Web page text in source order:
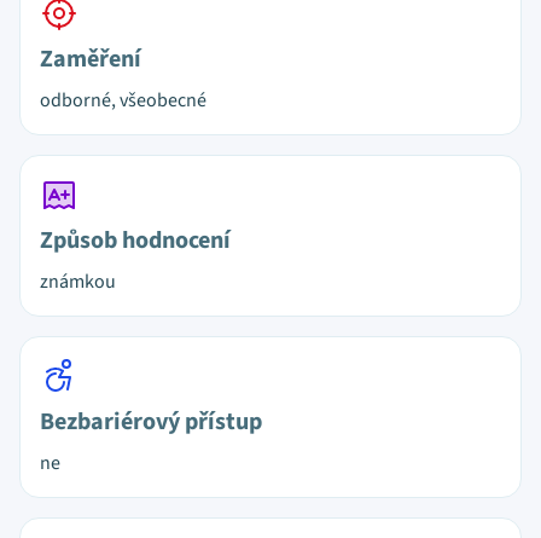
Zaměření
odborné, všeobecné
Způsob hodnocení
známkou
Bezbariérový přístup
ne